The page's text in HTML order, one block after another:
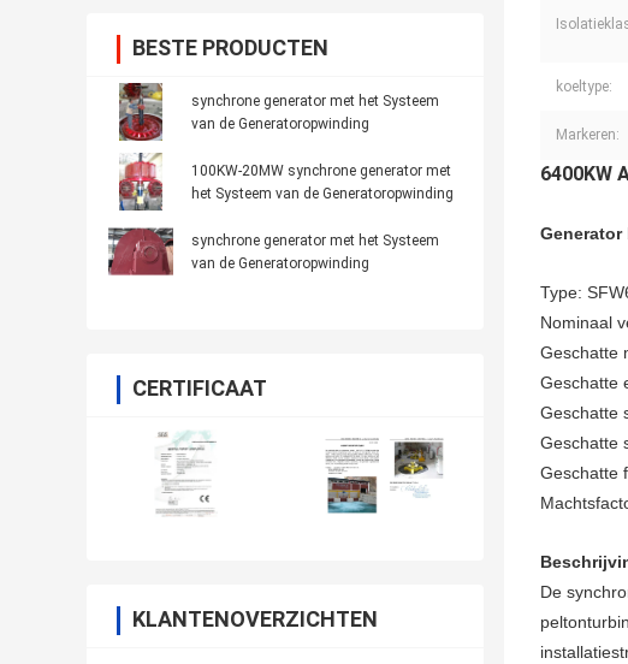
BESTE PRODUCTEN
synchrone generator met het Systeem
van de Generatoropwinding
100KW-20MW synchrone generator met
het Systeem van de Generatoropwinding
synchrone generator met het Systeem
van de Generatoropwinding
CERTIFICAAT
KLANTENOVERZICHTEN
koeltype:
Markeren:
6400KW
Generator
Type:
Nominaal
Geschatte
Geschatte
Geschatte
Geschatte
Geschatte
De